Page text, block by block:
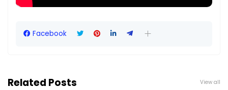
Facebook
Related Posts View all